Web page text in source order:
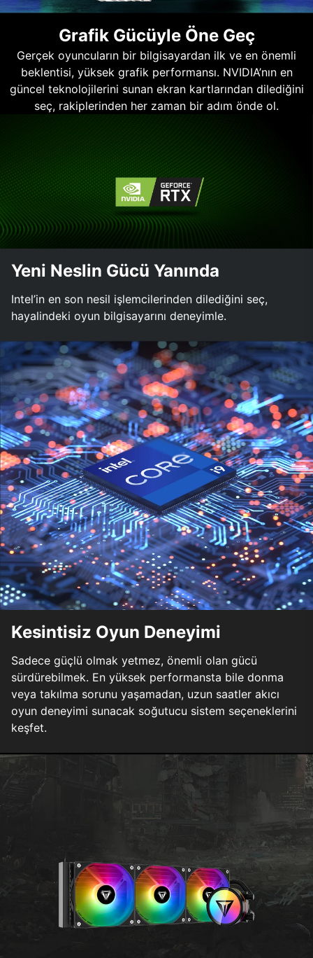
Grafik Gücüyle Öne Geç
Gerçek oyuncuların bir bilgisayardan ilk ve en önemli
beklentisi, yüksek grafik performansı. NVIDIA’nın en
güncel teknolojilerini sunan ekran kartlarından dilediğini
seç, rakiplerinden her zaman bir adım önde ol.
Yeni Neslin Gücü Yanında
Intel’in en son nesil işlemcilerinden dilediğini seç,
hayalindeki oyun bilgisayarını deneyimle.
Kesintisiz Oyun Deneyimi
Sadece güçlü olmak yetmez, önemli olan gücü
sürdürebilmek. En yüksek performansta bile donma
veya takılma sorunu yaşamadan, uzun saatler akıcı
oyun deneyimi sunacak soğutucu sistem seçeneklerini
keşfet.